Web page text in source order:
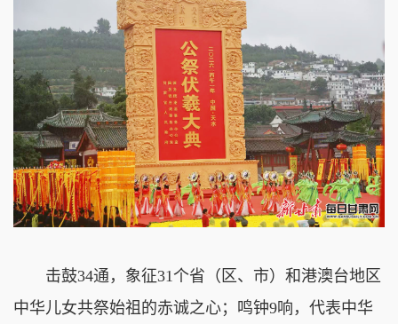
击鼓34通，象征31个省（区、市）和港澳台地区
中华儿女共祭始祖的赤诚之心；鸣钟9响，代表中华